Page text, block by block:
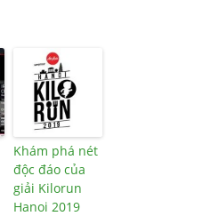
Khám phá nét
độc đáo của
giải Kilorun
Hanoi 2019